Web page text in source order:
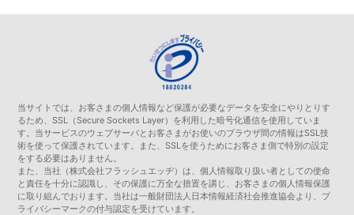
当サイトでは、お客さまの個人情報など保護が必要なデータを安全にやりとりす
るため、SSL（Secure Sockets Layer）を利用した暗号化通信を使用していま
す。当サービスのウェブサーバとお客さまがお使いのブラウザ間の情報はSSL技
術を使って保護されています。また、SSLを使うためにお客さま側で特別の設定
をする必要はありません。
また、当社（株式会社フラッシュエッヂ）は、個人情報取り扱い者としての使命
と責任を十分に認識し、その保護に万全な措置を講じ、お客さまの個人情報保護
に取り組んでおります。当社は一般財団法人日本情報経済社会推進協会より、プ
ライバシーマークの付与認定を受けています。